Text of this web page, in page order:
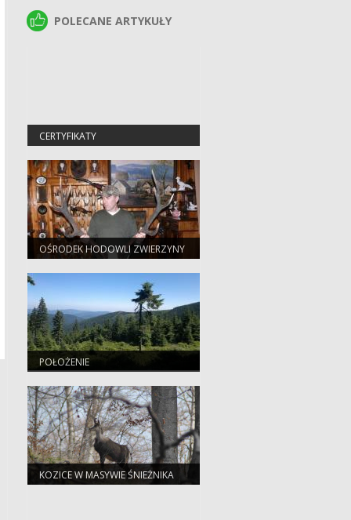
POLECANE ARTYKUŁY
POLECANE ARTYKUŁY
CERTYFIKATY
OŚRODEK HODOWLI ZWIERZYNY
POŁOŻENIE
KOZICE W MASYWIE ŚNIEŻNIKA
UCHWYCONE W KADR ZOBACZ